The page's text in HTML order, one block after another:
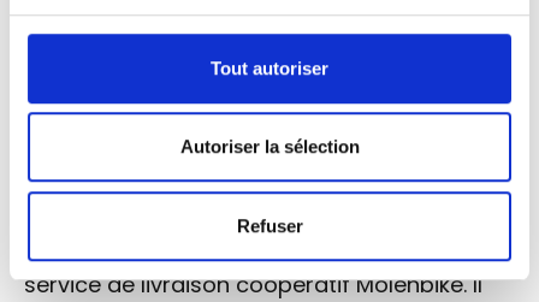
Tout autoriser
Autoriser la sélection
Refuser
Molenbeek
C’est en 2016 qu’Antoine Struelens a lancé le
service de livraison coopératif Molenbike. Il